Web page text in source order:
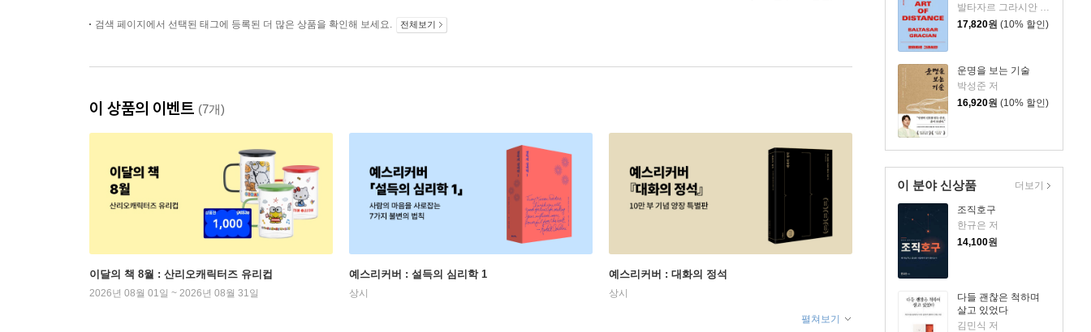
17,820원 (10% 할인)
운명을 보는 기술
박성준 저
16,920원 (10% 할인)
이 분야 신상품
조직호구
한규은 저
14,100원
다들 괜찮은 척하며
살고 있었다
김민식 저
더보기
검색 페이지에서 선택된 태그에 등록된 더 많은 상품을 확인해 보세요. 전체보기
이 상품의 이벤트 (7개)
이달의 책 8월 : 산리오캐릭터즈 유리컵
2026년 08월 01일 ~ 2026년 08월 31일
예스리커버 : 설득의 심리학 1
상시
예스리커버 : 대화의 정석
상시
펼쳐보기